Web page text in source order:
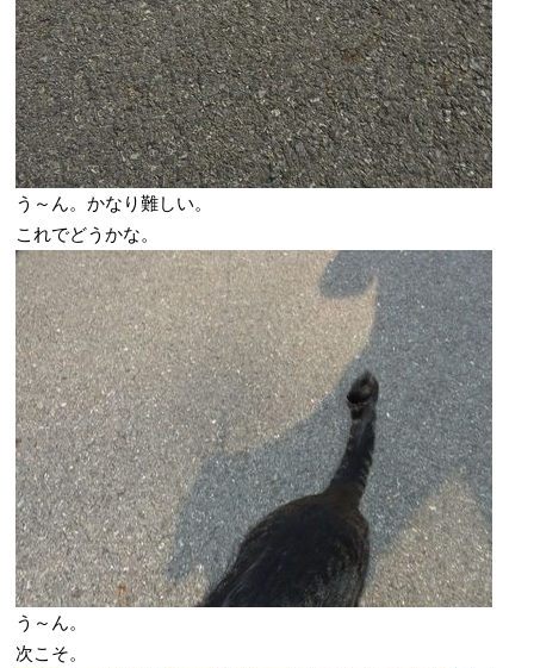
う～ん。かなり難しい。
これでどうかな。
う～ん。
次こそ。